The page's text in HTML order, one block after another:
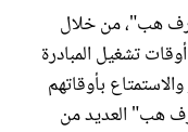
هب"، من خلال
تشغيل المبادرة
بأوقاتهم
هب" العديد من